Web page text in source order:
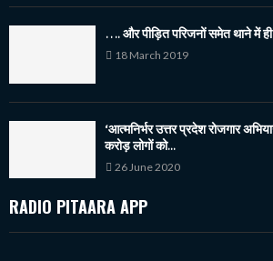
…. और पीड़ित परिजनों समेत थाने में
18 March 2019
‘आत्मनिर्भर उत्तर प्रदेश रोजगार
करोड़ लोगों को...
26 June 2020
RADIO PITAARA APP